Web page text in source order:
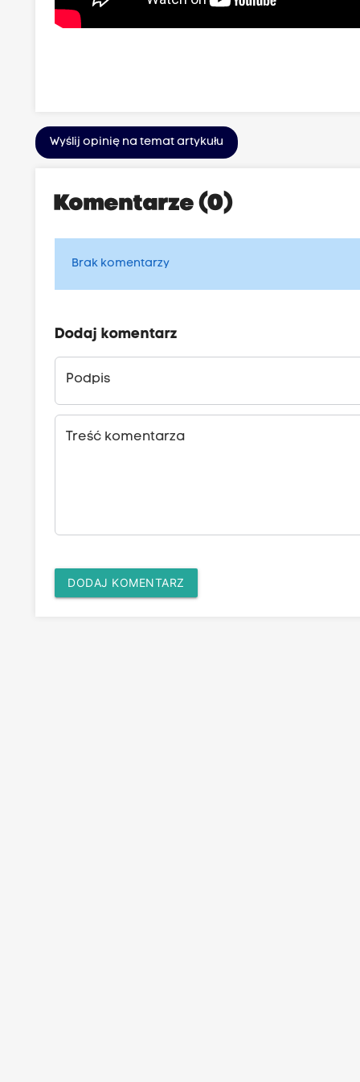
Wyślij opinię na temat artykułu
Komentarze (0)
Brak komentarzy
Dodaj komentarz
Podpis
Treść komentarza
DODAJ KOMENTARZ